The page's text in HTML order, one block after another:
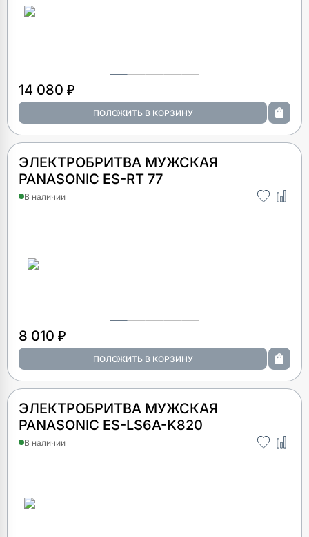
14 080 ₽
ЭЛЕКТРОБРИТВА МУЖСКАЯ
PANASONIC ES-RT 77
В наличии
8 010 ₽
ЭЛЕКТРОБРИТВА МУЖСКАЯ
PANASONIC ES-LS6A-K820
В наличии